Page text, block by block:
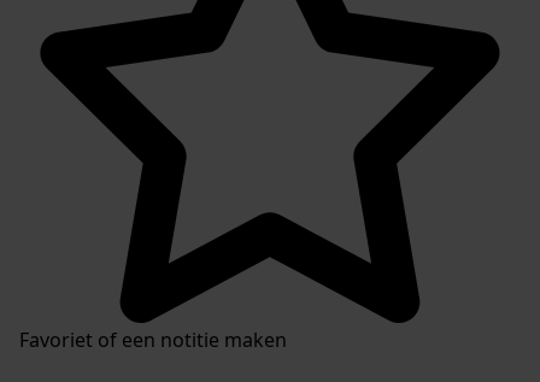
Favoriet of een notitie maken